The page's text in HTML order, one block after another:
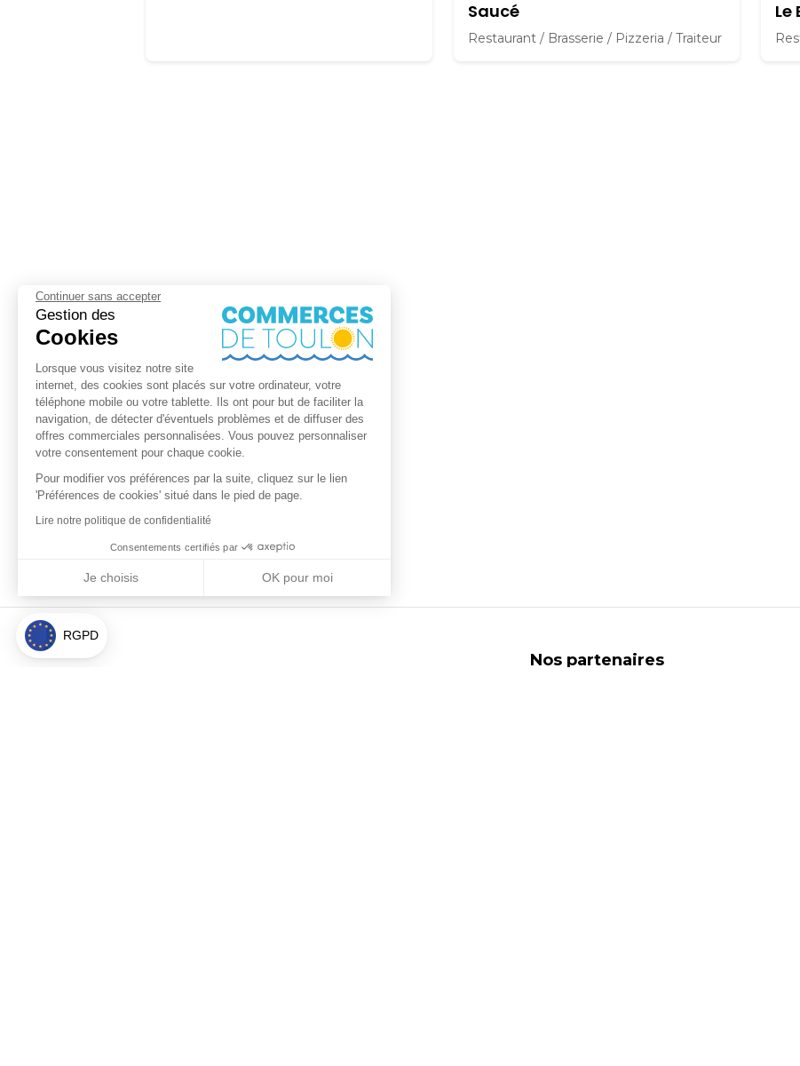
Continuer sans accepter
Gestion des
Cookies
Lorsque vous visitez notre site
internet, des cookies sont placés sur votre ordinateur, votre
téléphone mobile ou votre tablette. Ils ont pour but de faciliter la
navigation, de détecter d'éventuels problèmes et de diffuser des
offres commerciales personnalisées. Vous pouvez personnaliser
votre consentement pour chaque cookie.
Pour modifier vos préférences par la suite, cliquez sur le lien
'Préférences de cookies' situé dans le pied de page.
Lire notre politique de confidentialité
Consentements certifiés par
Je choisis
OK pour moi
Axeptio consent
Plateforme de Gestion du Consentement : Personnalisez vos Options
Notre plateforme vous permet d'adapter et de gérer vos paramètres de confidentialité, en garantissant la conformité avec les
RGPD
Saucé
Restaurant / Brasserie / Pizzeria / Traiteur
Le
Nos partenaires